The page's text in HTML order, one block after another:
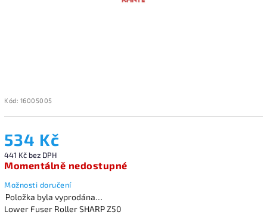
Kód: 16005005
534 Kč
441 Kč bez DPH
Momentálně nedostupné
Možnosti doručení
Položka byla vyprodána…
Lower Fuser Roller SHARP Z50